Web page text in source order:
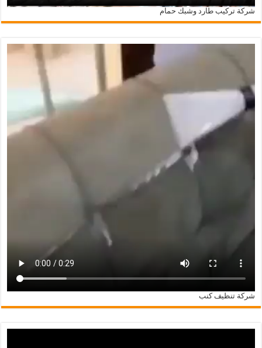
شركة تركيب طارد وشبك حمام
شركة تنظيف كنب